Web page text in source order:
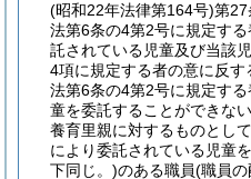
(昭和22年法律第164号)第27
法第6条の4第2号に規定す
託されている児童及び当該
4項に規定する者の意に反
法第6条の4第2号に規定す
童を委託することができな
養育里親に対するものとし
により委託されている児童を
下同じ。)のある職員(職員の